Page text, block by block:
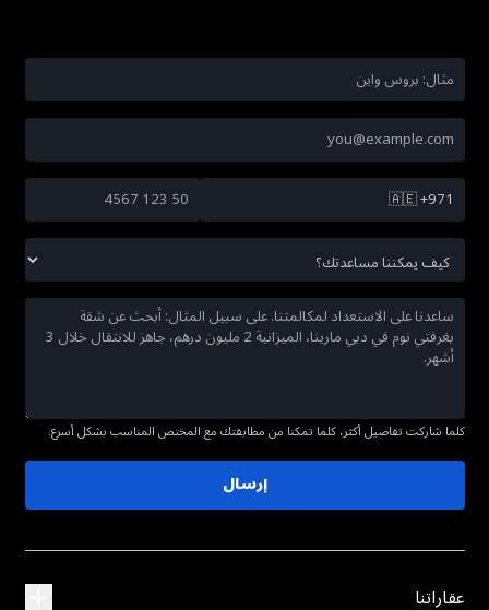
🇦🇪+971
كلما شاركت تفاصيل أكثر، كلما تمكنا من مطابقتك مع المختص المناسب بشكل أسرع.
إرسال
عقاراتنا